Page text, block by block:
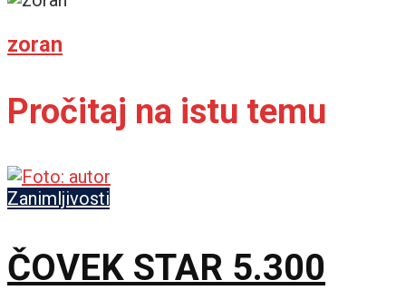
zoran
Pročitaj na istu temu
Zanimljivosti
ČOVEK STAR 5.300